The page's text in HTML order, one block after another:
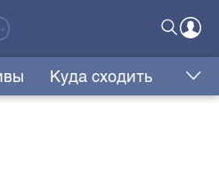
Куда сходить